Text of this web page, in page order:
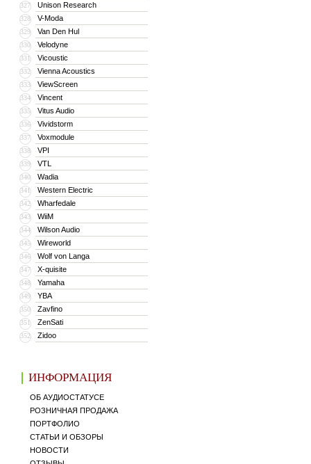
327 Unison Research
328 V-Moda
329 Van Den Hul
330 Velodyne
331 Vicoustic
332 Vienna Acoustics
333 ViewScreen
334 Vincent
335 Vitus Audio
336 Vividstorm
337 Voxmodule
338 VPI
339 VTL
340 Wadia
341 Western Electric
342 Wharfedale
343 WiiM
344 Wilson Audio
345 Wireworld
346 Wolf von Langa
347 X-quisite
348 Yamaha
349 YBA
350 Zavfino
351 ZenSati
352 Zidoo
ИНФОРМАЦИЯ
ОБ АУДИОСТАТУСЕ
РОЗНИЧНАЯ ПРОДАЖА
ПОРТФОЛИО
СТАТЬИ И ОБЗОРЫ
НОВОСТИ